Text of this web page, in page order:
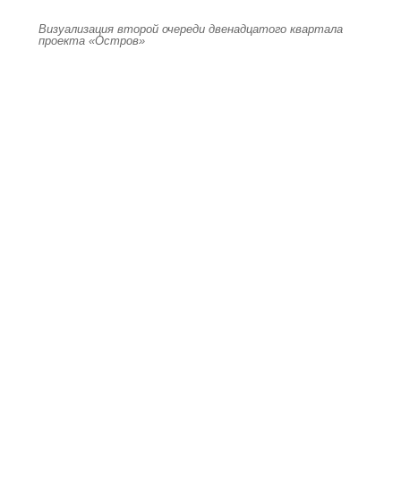
Визуализация второй очереди двенадцатого квартала
проекта «Остров»